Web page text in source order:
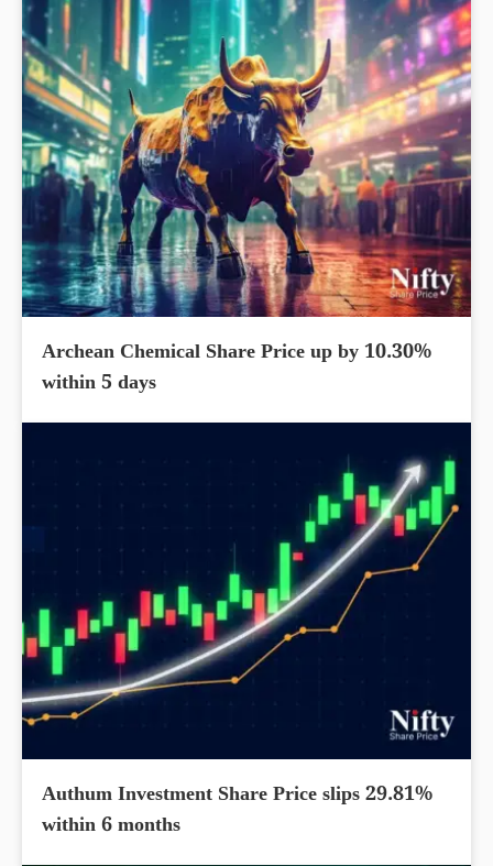
Archean Chemical Share Price up by 10.30%
within 5 days
Authum Investment Share Price slips 29.81%
within 6 months